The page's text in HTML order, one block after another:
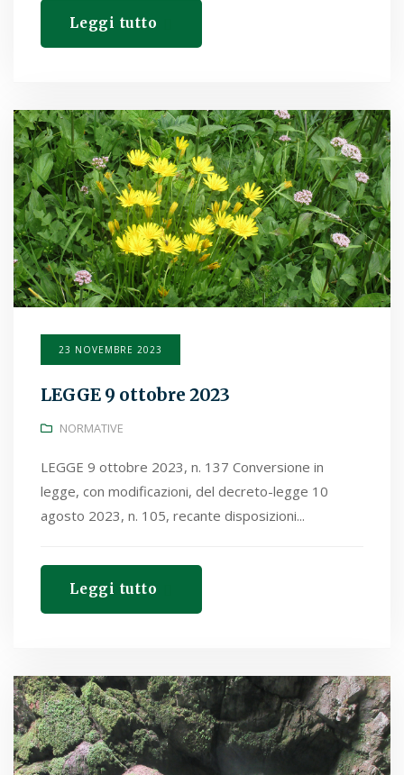
Leggi tutto
23 NOVEMBRE 2023
LEGGE 9 ottobre 2023
NORMATIVE
LEGGE 9 ottobre 2023, n. 137 Conversione in
legge, con modificazioni, del decreto-legge 10
agosto 2023, n. 105, recante disposizioni...
Leggi tutto